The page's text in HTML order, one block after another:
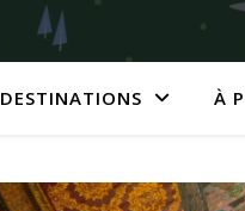
DESTINATIONS À